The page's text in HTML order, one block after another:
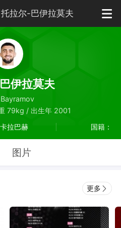
托拉尔-巴伊拉莫夫
伊拉莫夫
79kg / 出生年 2001
卡拉巴赫 国籍：
图片
更多